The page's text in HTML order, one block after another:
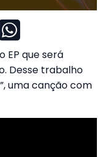
EP que será
Desse trabalho
uma canção com